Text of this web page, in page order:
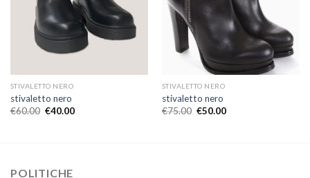
STIVALETTO NERO
stivaletto nero
€60.00 €40.00
STIVALETTO NERO
stivaletto nero
€75.00 €50.00
POLITICHE